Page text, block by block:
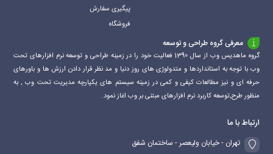
پیگیری سفارش
فروشگاه
معرفی گروه طراحی و توسعه
گروه ماهدیس وب از سال 1390 فعالیت خود را در زمینه طراحی و توسعه نرم افزارهای تحت
وب با توجه به استانداردها و متدولوژی های روز دنیا و مد نظر قرار دادن ارزش ها و باورهای
حرفه ای و نیز مطالعات کیفی و کمی در زمینه سیستم های یکپارچه مدیریت تحت وب , به
منظور طرح,توسعه کاربرد نرم افزارهای مبتنی بر وب اغاز نمود.
ارتباط با ما
تهران - خیابان ولیعصر - ساختمان شفق